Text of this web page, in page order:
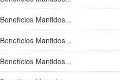
Benefícios Mantidos...
Benefícios Mantidos...
Benefícios Mantidos...